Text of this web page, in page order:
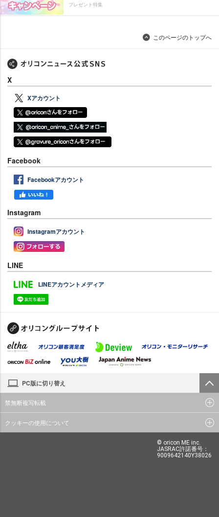
プレゼント特集
このページのトップへ
X
Xアカウント
Facebook
Facebookアカウント
Instagram
Instagramアカウント
LINE
LINEアカウントメディア
PC版に切り替え
禁無断複写転載
クッキーの使用について
© oricon ME inc.
JASRAC許諾番号：
9009642140Y38026